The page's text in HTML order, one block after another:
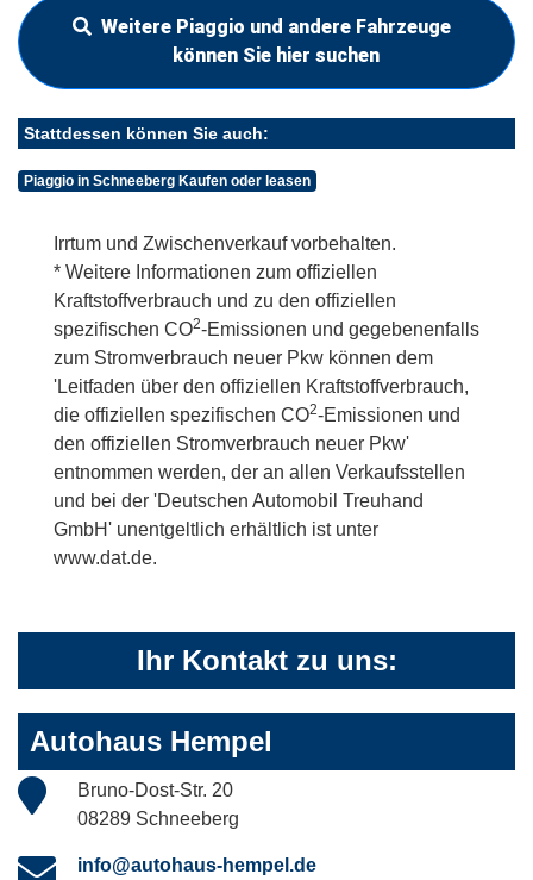
Weitere Piaggio und andere Fahrzeuge
können Sie hier suchen
Stattdessen können Sie auch:
Piaggio in Schneeberg Kaufen oder leasen
Irrtum und Zwischenverkauf vorbehalten.
* Weitere Informationen zum offiziellen
Kraftstoffverbrauch und zu den offiziellen
spezifischen CO2-Emissionen und gegebenenfalls
zum Stromverbrauch neuer Pkw können dem
'Leitfaden über den offiziellen Kraftstoffverbrauch,
die offiziellen spezifischen CO2-Emissionen und
den offiziellen Stromverbrauch neuer Pkw'
entnommen werden, der an allen Verkaufsstellen
und bei der 'Deutschen Automobil Treuhand
GmbH' unentgeltlich erhältlich ist unter
www.dat.de.
Ihr Kontakt zu uns:
Autohaus Hempel
Bruno-Dost-Str. 20
08289 Schneeberg
info@autohaus-hempel.de